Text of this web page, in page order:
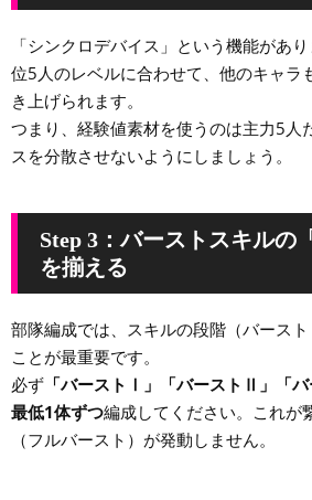
「シンクロデバイス」という機能があ
位5人のレベルに合わせて、他のキャラ
き上げられます。
つまり、経験値素材を使うのは主力5人
スを分散させないようにしましょう。
Step 3：バーストスキル
を揃える
部隊編成では、スキルの段階（バー
ことが最重要です。
必ず 「バーストⅠ」「バーストⅡ」「
最低1体ずつ編成してください。これが
（フルバースト）が発動しません。